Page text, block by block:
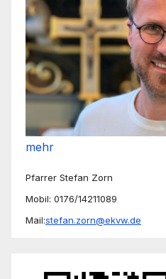
mehr
Pfarrer Stefan Zorn
Mobil: 0176/14211089
Mail:stefan.zorn@ekvw.de